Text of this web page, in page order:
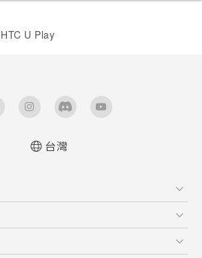
HTC U Play‎
台灣